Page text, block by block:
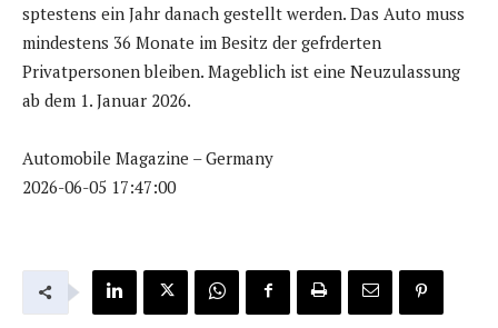
sptestens ein Jahr danach gestellt werden. Das Auto muss
mindestens 36 Monate im Besitz der gefrderten
Privatpersonen bleiben. Mageblich ist eine Neuzulassung
ab dem 1. Januar 2026.
Automobile Magazine – Germany
2026-06-05 17:47:00